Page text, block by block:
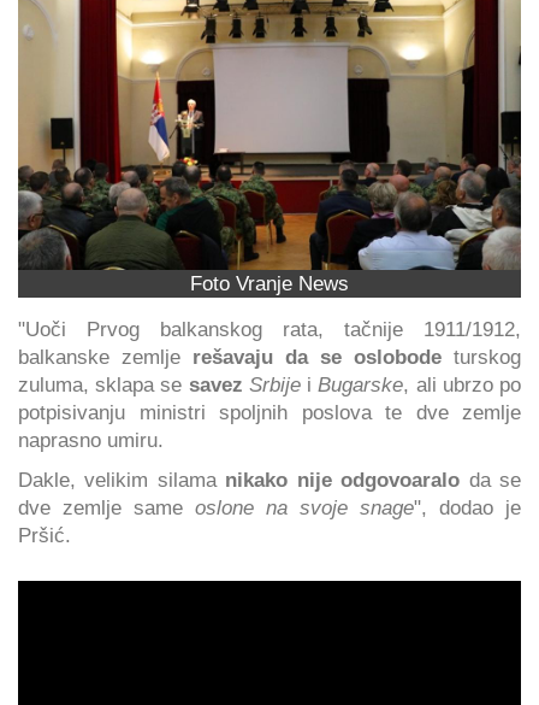
Foto Vranje News
"Uoči Prvog balkanskog rata, tačnije 1911/1912,
balkanske zemlje rešavaju da se oslobode turskog
zuluma, sklapa se savez SrbijeiBugarske, ali ubrzo po
potpisivanju ministri spoljnih poslova te dve zemlje
naprasno umiru.
Dakle, velikim silamanikako nije odgovoaralo da se
dve zemlje same oslone na svoje snage", dodao je
Pršić.